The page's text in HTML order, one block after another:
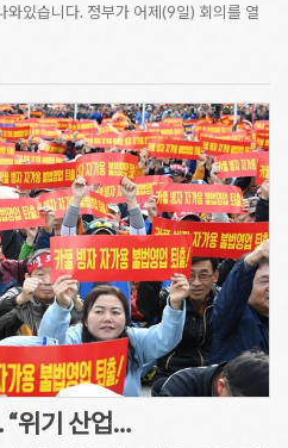
와있습니다. 정부가 어제(9일) 회의를 열
“위기 산업…